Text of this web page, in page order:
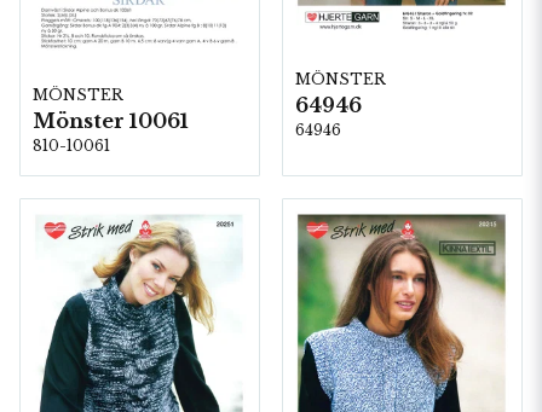
MÖNSTER
Mönster 10061
810-10061
MÖNSTER
64946
64946